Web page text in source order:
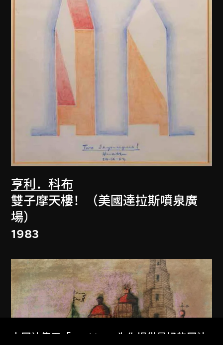
亨利．科布
雙子摩天樓！（美國達拉斯噴泉廣
場）
1983
本网站使用「Cookies」为你提供最好的网站